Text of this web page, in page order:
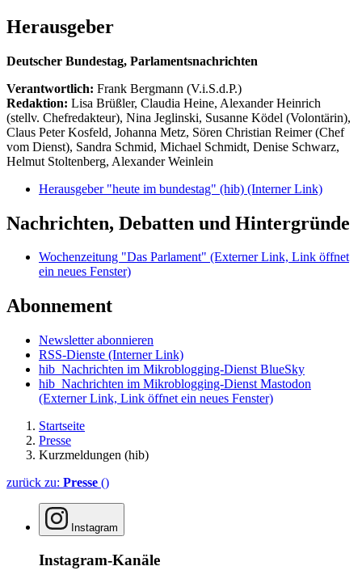
Herausgeber
Deutscher Bundestag, Parlamentsnachrichten
Verantwortlich: Frank Bergmann (V.i.S.d.P.)
Redaktion: Lisa Brüßler, Claudia Heine, Alexander Heinrich
(stellv. Chefredakteur), Nina Jeglinski, Susanne Ködel (Volontärin),
Claus Peter Kosfeld, Johanna Metz, Sören Christian Reimer (Chef
vom Dienst), Sandra Schmid, Michael Schmidt, Denise Schwarz,
Helmut Stoltenberg, Alexander Weinlein
Herausgeber "heute im bundestag" (hib) (Interner Link)
Nachrichten, Debatten und Hintergründe
Wochenzeitung "Das Parlament" (Externer Link, Link öffnet
ein neues Fenster)
Abonnement
Newsletter abonnieren
RSS-Dienste (Interner Link)
hib_Nachrichten im Mikroblogging-Dienst BlueSky
hib_Nachrichten im Mikroblogging-Dienst Mastodon
(Externer Link, Link öffnet ein neues Fenster)
Startseite
Presse
Kurzmeldungen (hib)
zurück zu: Presse ()
Instagram
Instagram-Kanäle